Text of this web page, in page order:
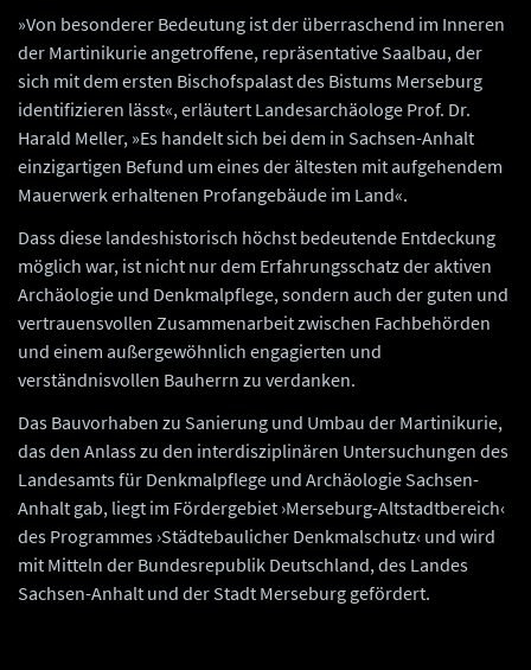
»Von besonderer Bedeutung ist der überraschend im Inneren
der Martinikurie angetroffene, repräsentative Saalbau, der
sich mit dem ersten Bischofspalast des Bistums Merseburg
identifizieren lässt«, erläutert Landesarchäologe Prof. Dr.
Harald Meller, »Es handelt sich bei dem in Sachsen-Anhalt
einzigartigen Befund um eines der ältesten mit aufgehendem
Mauerwerk erhaltenen Profangebäude im Land«.
Dass diese landeshistorisch höchst bedeutende Entdeckung
möglich war, ist nicht nur dem Erfahrungsschatz der aktiven
Archäologie und Denkmalpflege, sondern auch der guten und
vertrauensvollen Zusammenarbeit zwischen Fachbehörden
und einem außergewöhnlich engagierten und
verständnisvollen Bauherrn zu verdanken.
Das Bauvorhaben zu Sanierung und Umbau der Martinikurie,
das den Anlass zu den interdisziplinären Untersuchungen des
Landesamts für Denkmalpflege und Archäologie Sachsen-
Anhalt gab, liegt im Fördergebiet ›Merseburg-Altstadtbereich‹
des Programmes ›Städtebaulicher Denkmalschutz‹ und wird
mit Mitteln der Bundesrepublik Deutschland, des Landes
Sachsen-Anhalt und der Stadt Merseburg gefördert.